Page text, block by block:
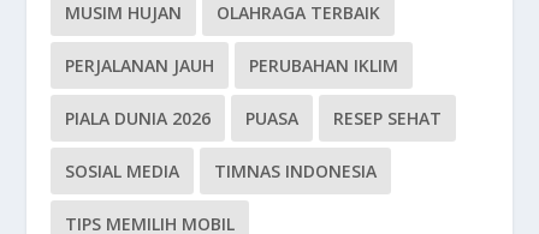
MUSIM HUJAN OLAHRAGA TERBAIK
PERJALANAN JAUH PERUBAHAN IKLIM
PIALA DUNIA 2026 PUASA RESEP SEHAT
SOSIAL MEDIA TIMNAS INDONESIA
TIPS MEMILIH MOBIL